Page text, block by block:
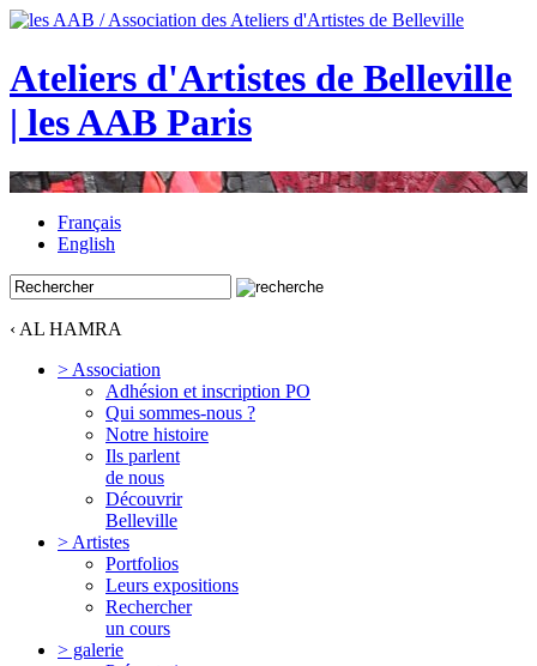
Ateliers d'Artistes de Belleville
| les AAB Paris
Français
English
‹ AL HAMRA
> Association
Adhésion et inscription PO
Qui sommes-nous ?
Notre histoire
Ils parlent
de nous
Découvrir
Belleville
> Artistes
Portfolios
Leurs expositions
Rechercher
un cours
> galerie